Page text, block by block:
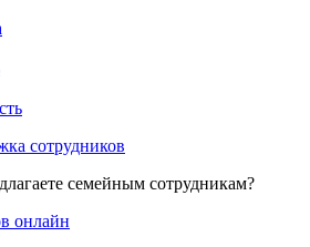
сотрудников
семейным сотрудникам?
онлайн